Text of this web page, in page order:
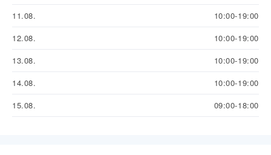
11.08.
10:00-19:00
12.08.
10:00-19:00
13.08.
10:00-19:00
14.08.
10:00-19:00
15.08.
09:00-18:00